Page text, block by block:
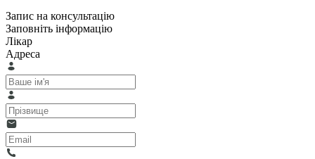
Запис на консультацію
Заповніть інформацію
Лікар
Адреса